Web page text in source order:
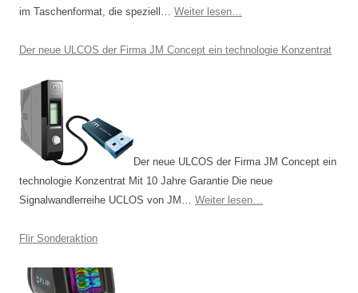
im Taschenformat, die speziell… Weiter lesen…
Der neue ULCOS der Firma JM Concept ein technologie Konzentrat
Der neue ULCOS der Firma JM Concept ein
technologie Konzentrat Mit 10 Jahre Garantie Die neue
Signalwandlerreihe UCLOS von JM… Weiter lesen…
Flir Sonderaktion